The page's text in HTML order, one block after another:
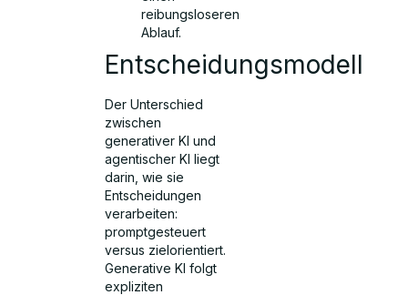
reibungsloseren
Ablauf.
Entscheidungsmodell
Der Unterschied
zwischen
generativer KI und
agentischer KI liegt
darin, wie sie
Entscheidungen
verarbeiten:
promptgesteuert
versus zielorientiert.
Generative KI folgt
expliziten